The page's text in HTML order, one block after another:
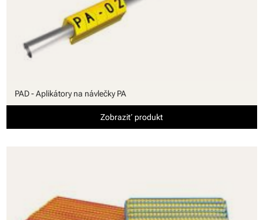
PAD - Aplikátory na návlečky PA
Zobraziť produkt